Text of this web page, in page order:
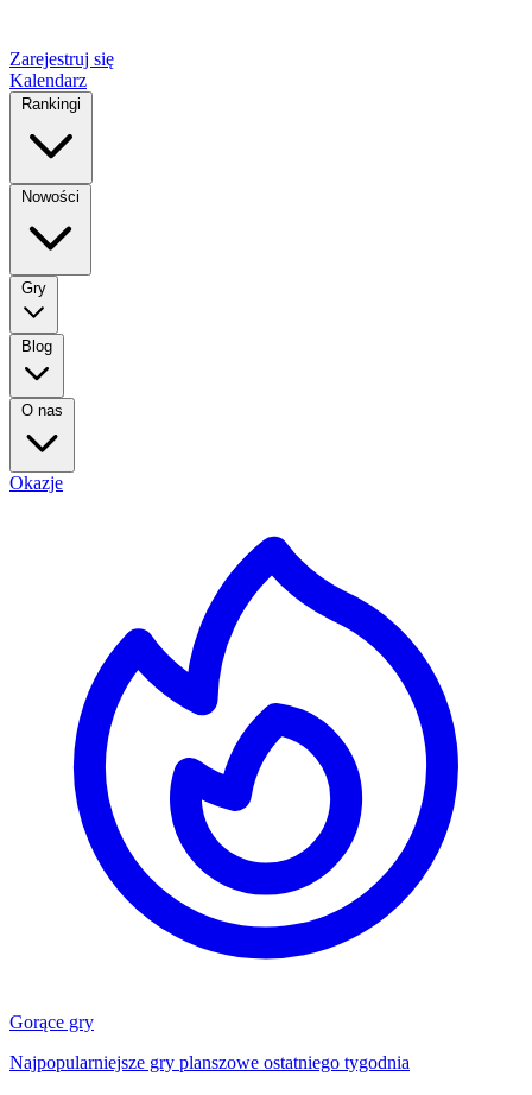
Zarejestruj się
Kalendarz
Rankingi
Nowości
Gry
Blog
O nas
Okazje
Gorące gry
Najpopularniejsze gry planszowe ostatniego tygodnia